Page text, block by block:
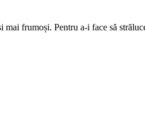
frumoși. Pentru a-i face să